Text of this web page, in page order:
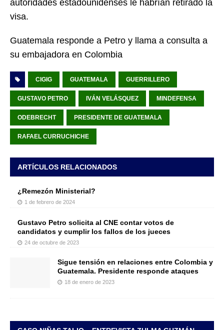
autoridades estadounidenses le habrían retirado la
visa.
Guatemala responde a Petro y llama a consulta a
su embajadora en Colombia
CIGIG GUATEMALA GUERRILLERO
GUSTAVO PETRO IVÁN VELÁSQUEZ MINDEFENSA
ODEBRECHT PRESIDENTE DE GUATEMALA
RAFAEL CURRUCHICHE
ARTÍCULOS RELACIONADOS
¿Remezón Ministerial?
1 de febrero de 2024
Gustavo Petro solicita al CNE contar votos de
candidatos y cumplir los fallos de los jueces
24 de octubre de 2023
Sigue tensión en relaciones entre Colombia y
Guatemala. Presidente responde ataques
18 de enero de 2023